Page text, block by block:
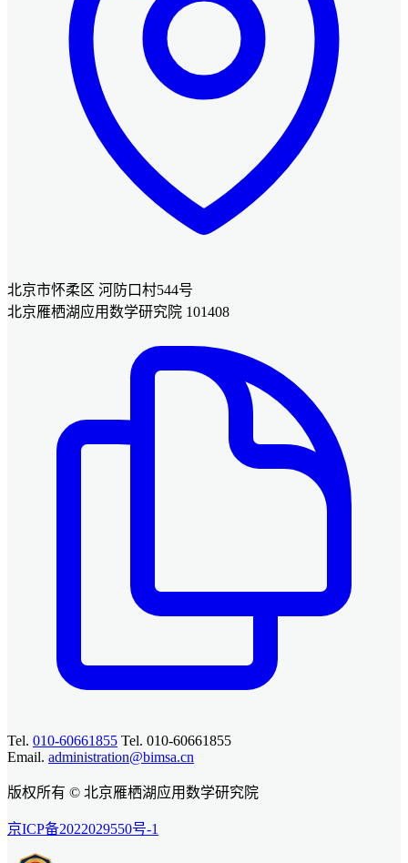
北京市怀柔区 河防口村544号
北京雁栖湖应用数学研究院 101408
Tel. 010-60661855 Tel. 010-60661855
Email. administration@bimsa.cn
版权所有 © 北京雁栖湖应用数学研究院
京ICP备2022029550号-1